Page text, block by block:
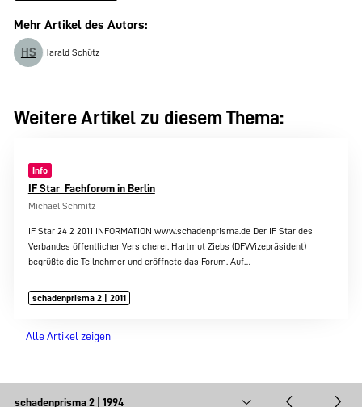
Mehr Artikel des Autors:
HS Harald Schütz
Weitere Artikel zu diesem Thema:
Info
IF Star  Fachforum in Berlin
Michael Schmitz
IF Star 24 2 2011 INFORMATION www.schadenprisma.de Der IF Star des
Verbandes öffentlicher Versicherer. Hartmut Ziebs (DFVVizepräsident)
begrüßte die Teilnehmer und eröffnete das Forum. Auf…
schadenprisma 2 | 2011
Alle Artikel zeigen